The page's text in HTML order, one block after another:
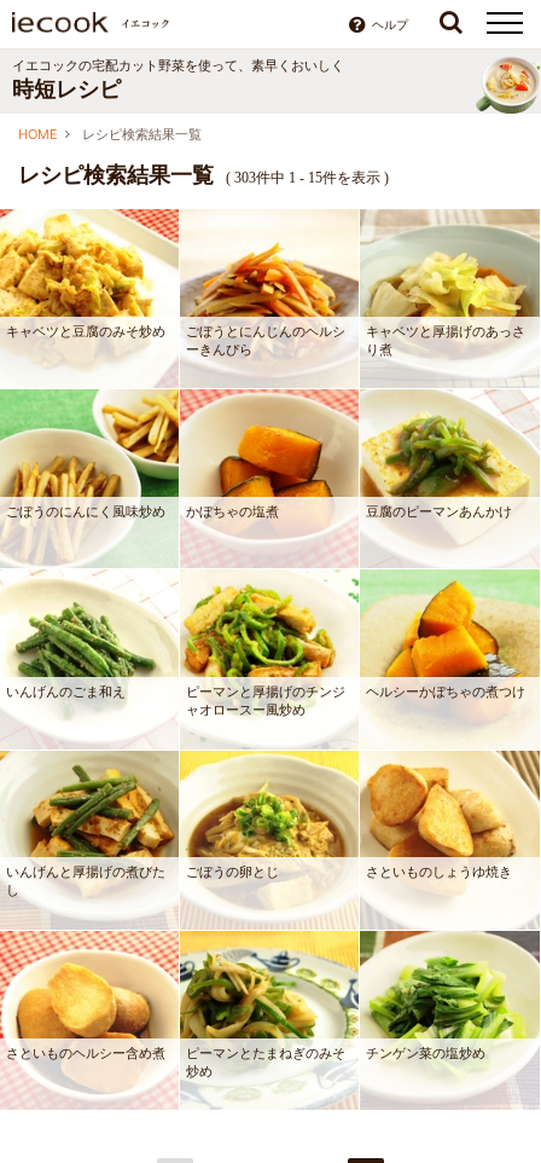
ヘルプ
イエコックの宅配カット野菜を使って、素早くおいしく
時短レシピ
HOME レシピ検索結果一覧
レシピ検索結果一覧 ( 303件中 1 - 15件を表示 )
キャベツと豆腐のみそ炒め
ごぼうとにんじんのヘルシ
ーきんぴら
キャベツと厚揚げのあっさ
り煮
ごぼうのにんにく風味炒め かぼちゃの塩煮 豆腐のピーマンあんかけ
いんげんのごま和え
ピーマンと厚揚げのチンジ
ャオロースー風炒め
ヘルシーかぼちゃの煮つけ
いんげんと厚揚げの煮びた
し
ごぼうの卵とじ さといものしょうゆ焼き
さといものヘルシー含め煮
ピーマンとたまねぎのみそ
炒め
チンゲン菜の塩炒め